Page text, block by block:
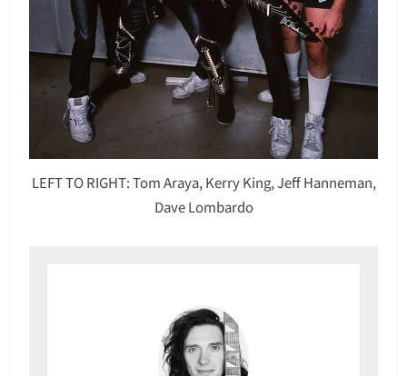
LEFT TO RIGHT: Tom Araya, Kerry King, Jeff Hanneman,
Dave Lombardo